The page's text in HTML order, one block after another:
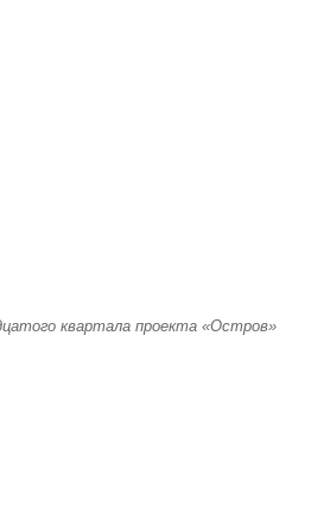
квартала проекта «Остров»